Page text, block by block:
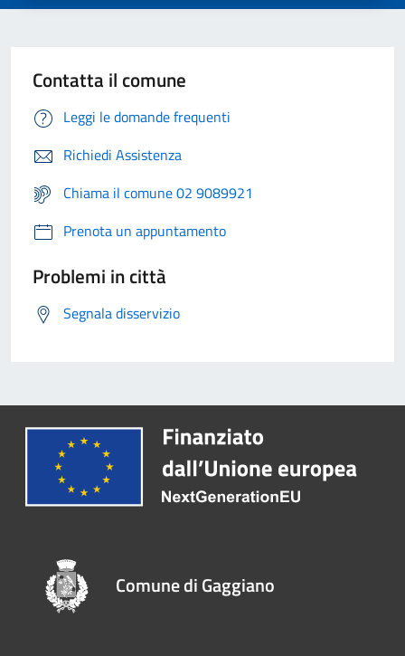
Contatta il comune
Leggi le domande frequenti
Richiedi Assistenza
Chiama il comune 02 9089921
Prenota un appuntamento
Problemi in città
Segnala disservizio
Comune di Gaggiano